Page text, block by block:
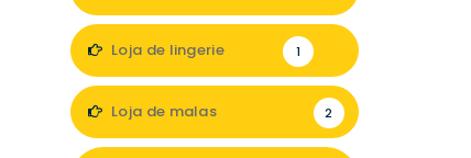
Loja de lingerie 1
Loja de malas 2